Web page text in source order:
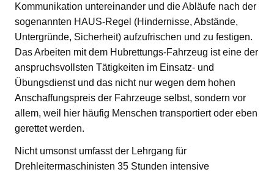
Kommunikation untereinander und die Abläufe nach der
sogenannten HAUS-Regel (Hindernisse, Abstände,
Untergründe, Sicherheit) aufzufrischen und zu festigen.
Das Arbeiten mit dem Hubrettungs-Fahrzeug ist eine der
anspruchsvollsten Tätigkeiten im Einsatz- und
Übungsdienst und das nicht nur wegen dem hohen
Anschaffungspreis der Fahrzeuge selbst, sondern vor
allem, weil hier häufig Menschen transportiert oder eben
gerettet werden.
Nicht umsonst umfasst der Lehrgang für
Drehleitermaschinisten 35 Stunden intensive